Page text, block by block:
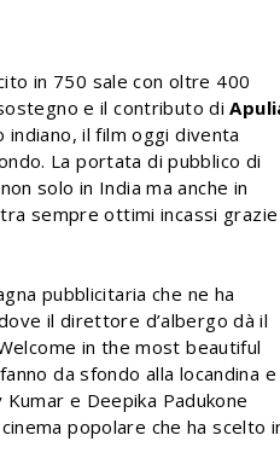
in 750 sale con oltre 400
e il contributo di
il film oggi diventa
La portata di pubblico di
solo in India ma anche in
sempre ottimi incassi grazie
pubblicitaria che ne ha
il direttore d’albergo dà il
in the most beautiful
da sfondo alla locandina e
e Deepika Padukone
popolare che ha scelto